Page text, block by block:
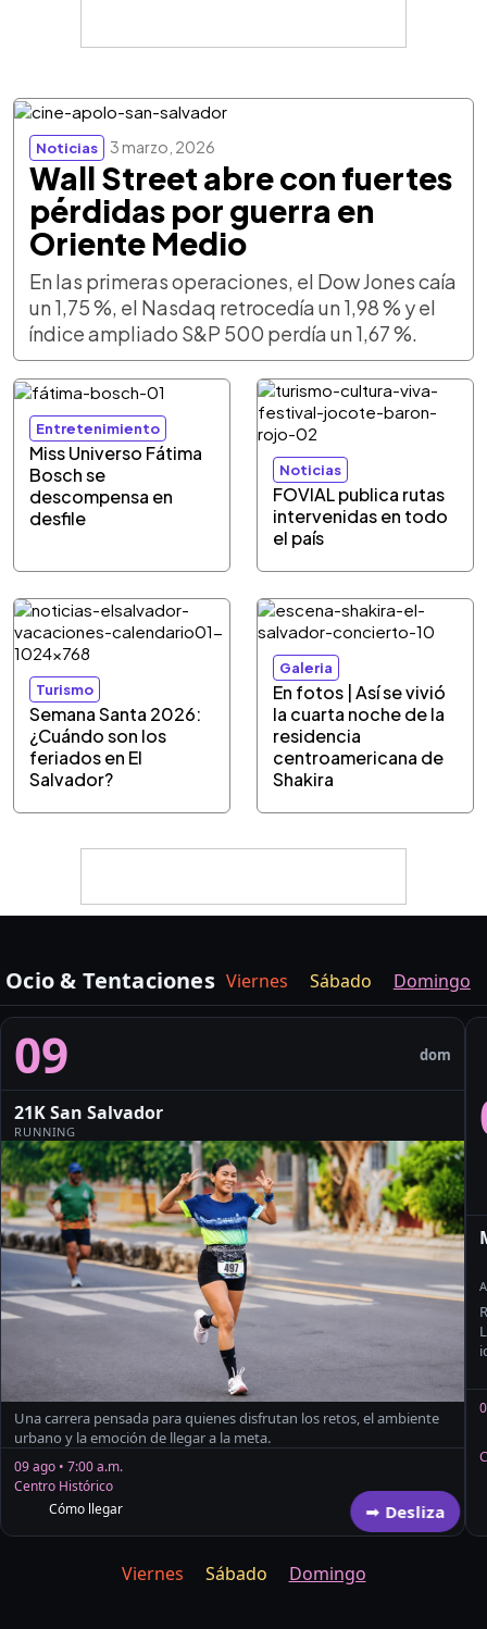
Noticias 3 marzo, 2026
Wall Street abre con fuertes
pérdidas por guerra en
Oriente Medio
En las primeras operaciones, el Dow Jones caía
un 1,75 %, el Nasdaq retrocedía un 1,98 % y el
índice ampliado S&P 500 perdía un 1,67 %.
Entretenimiento
Miss Universo Fátima
Bosch se
descompensa en
desfile
Noticias
FOVIAL publica rutas
intervenidas en todo
el país
Turismo
Semana Santa 2026:
¿Cuándo son los
feriados en El
Salvador?
Galeria
En fotos | Así se vivió
la cuarta noche de la
residencia
centroamericana de
Shakira